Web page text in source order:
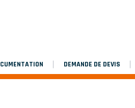
DEMANDE DE DEVIS